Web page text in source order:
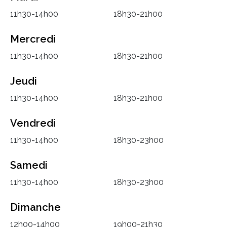
11h30-14h00 18h30-21h00
Mercredi
11h30-14h00 18h30-21h00
Jeudi
11h30-14h00 18h30-21h00
Vendredi
11h30-14h00 18h30-23h00
Samedi
11h30-14h00 18h30-23h00
Dimanche
12h00-14h00 19h00-21h30